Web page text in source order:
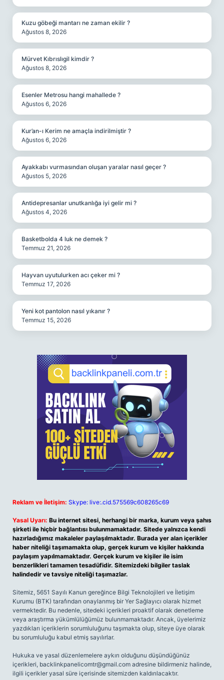
Kuzu göbeği mantarı ne zaman ekilir ?
Ağustos 8, 2026
Mürvet Kıbrıslıgil kimdir ?
Ağustos 8, 2026
Esenler Metrosu hangi mahallede ?
Ağustos 6, 2026
Kur’an-ı Kerim ne amaçla indirilmiştir ?
Ağustos 6, 2026
Ayakkabı vurmasından oluşan yaralar nasıl geçer ?
Ağustos 5, 2026
Antidepresanlar unutkanlığa iyi gelir mi ?
Ağustos 4, 2026
Basketbolda 4 luk ne demek ?
Temmuz 21, 2026
Hayvan uyutulurken acı çeker mi ?
Temmuz 17, 2026
Yeni kot pantolon nasıl yıkanır ?
Temmuz 15, 2026
Reklam ve İletişim: Skype: live:.cid.575569c608265c69
Yasal Uyarı: Bu internet sitesi, herhangi bir marka, kurum veya şahıs
şirketi ile hiçbir bağlantısı bulunmamaktadır. Sitede yalnızca kendi
hazırladığımız makaleler paylaşılmaktadır. Burada yer alan içerikler
haber niteliği taşımamakta olup, gerçek kurum ve kişiler hakkında
paylaşım yapılmamaktadır. Gerçek kurum ve kişiler ile isim
benzerlikleri tamamen tesadüfidir. Sitemizdeki bilgiler taslak
halindedir ve tavsiye niteliği taşımazlar.
Sitemiz, 5651 Sayılı Kanun gereğince Bilgi Teknolojileri ve İletişim
Kurumu (BTK) tarafından onaylanmış bir Yer Sağlayıcı olarak hizmet
vermektedir. Bu nedenle, sitedeki içerikleri proaktif olarak denetleme
veya araştırma yükümlülüğümüz bulunmamaktadır. Ancak, üyelerimiz
yazdıkları içeriklerin sorumluluğunu taşımakta olup, siteye üye olarak
bu sorumluluğu kabul etmiş sayılırlar.
Hukuka ve yasal düzenlemelere aykırı olduğunu düşündüğünüz
içerikleri, backlinkpanelicomtr@gmail.com adresine bildirmeniz halinde,
ilgili içerikler yasal süre içerisinde sitemizden kaldırılacaktır.